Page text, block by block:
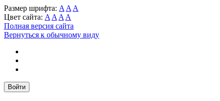
Размер шрифта: A A A
Цвет сайта: A A A A
Полная версия сайта
Вернуться к обычному виду
Войти